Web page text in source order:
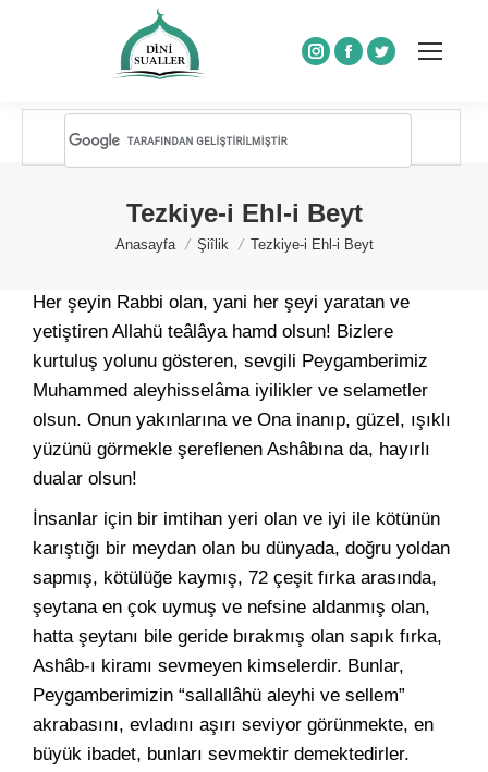
Instagram
Facebook
Twitter
Tezkiye-i Ehl-i Beyt
You are here:
Anasayfa Şiîlik Tezkiye-i Ehl-i Beyt
Her şeyin Rabbi olan, yani her şeyi yaratan ve
yetiştiren Allahü teâlâya hamd olsun! Bizlere
kurtuluş yolunu gösteren, sevgili Peygamberimiz
Muhammed aleyhisselâma iyilikler ve selametler
olsun. Onun yakınlarına ve Ona inanıp, güzel, ışıklı
yüzünü görmekle şereflenen Ashâbına da, hayırlı
dualar olsun!
İnsanlar için bir imtihan yeri olan ve iyi ile kötünün
karıştığı bir meydan olan bu dünyada, doğru yoldan
sapmış, kötülüğe kaymış, 72 çeşit fırka arasında,
şeytana en çok uymuş ve nefsine aldanmış olan,
hatta şeytanı bile geride bırakmış olan sapık fırka,
Ashâb-ı kiramı sevmeyen kimselerdir. Bunlar,
Peygamberimizin “sallallâhü aleyhi ve sellem”
akrabasını, evladını aşırı seviyor görünmekte, en
büyük ibadet, bunları sevmektir demektedirler.